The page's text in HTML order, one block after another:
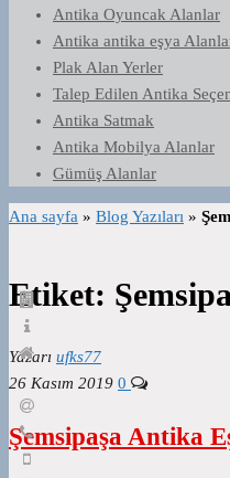
Antika Oyuncak Alanlar
Antika antika eşya
Plak Alan Yerler
Talep Edilen Antika
Antika Satmak
Antika Mobilya Alanlar
Gümüş Alanlar
Ana sayfa » Blog Yazıları »
Etiket:
Yazarı ufks77
26 Kasım 2019 0
Şemsipaşa Antika